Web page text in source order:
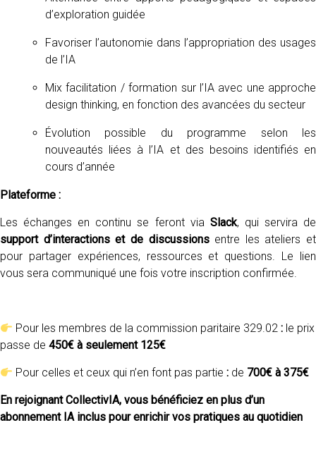
d’exploration guidée
Favoriser l’autonomie dans l’appropriation des usages
de l’IA
Mix facilitation / formation sur l’IA avec une approche
design thinking, en fonction des avancées du secteur
Évolution possible du programme selon les
nouveautés liées à l’IA et des besoins identifiés en
cours d’année
Plateforme :
Les échanges en continu se feront via Slack, qui servira de
support d’interactions et de discussionsentre les ateliers et
pour partager expériences, ressources et questions. Le lien
vous sera communiqué une fois votre inscription confirmée.
Pour les membres de la commission paritaire 329.02 : le prix
passe de 450€ à seulement 125€
Pour celles et ceux qui n’en font pas partie : de 700€ à 375€
En rejoignant CollectivIA, vous bénéficiez en plus d’un
abonnement IA inclus pour enrichir vos pratiques au quotidien